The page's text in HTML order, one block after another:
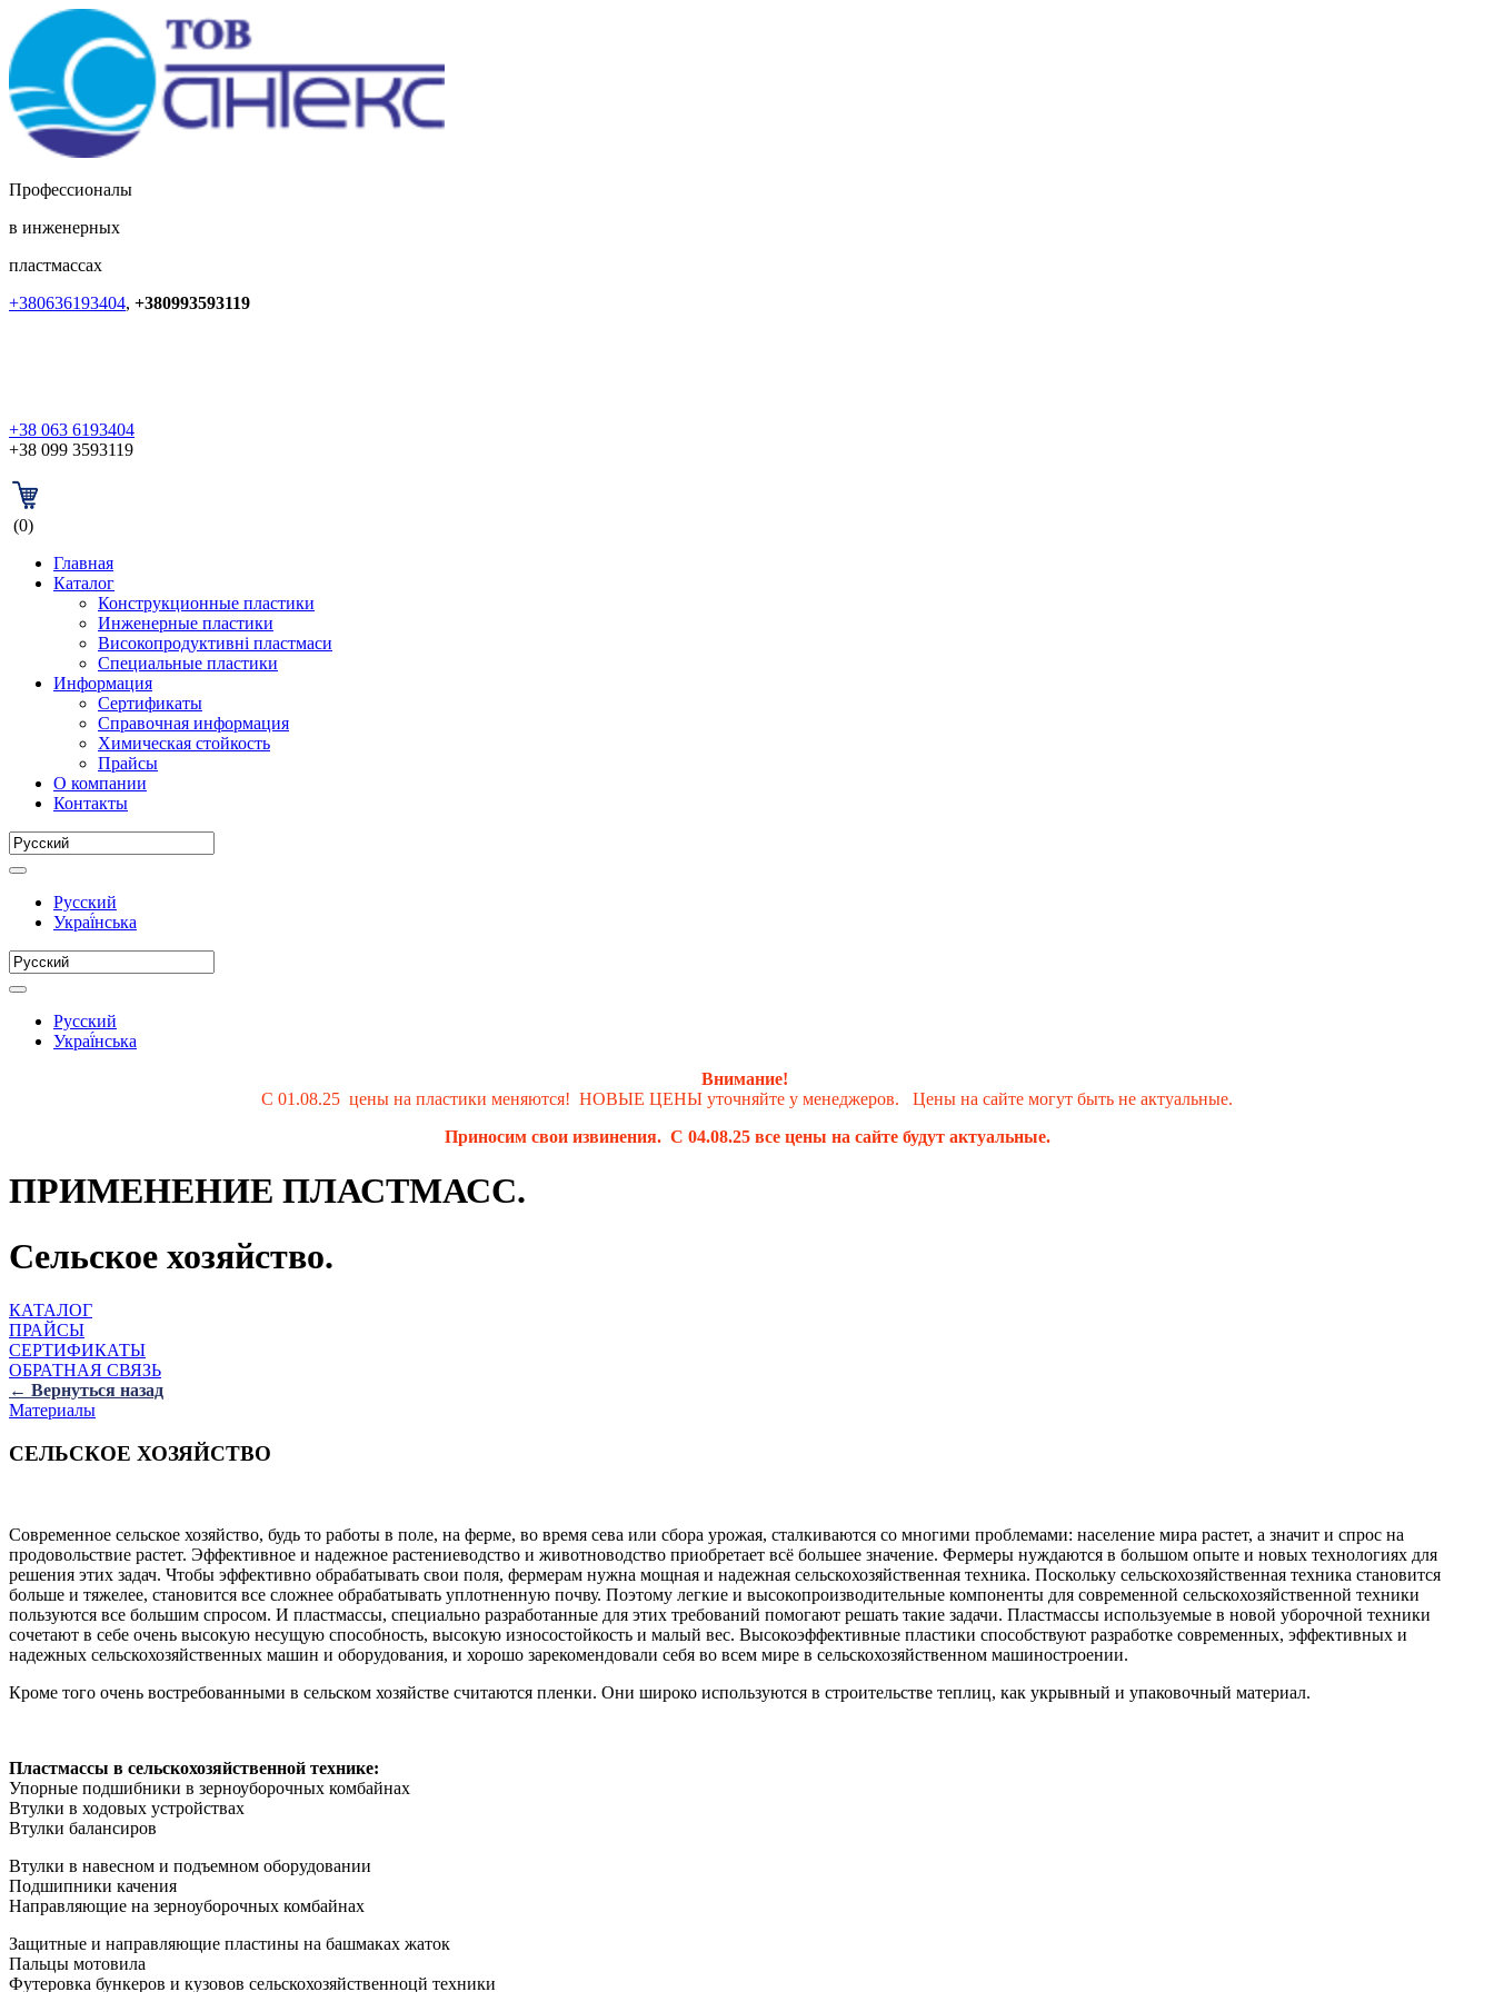
Профессионалы
в инженерных
пластмассах
+380636193404, +380993593119
+38 063 6193404
+38 099 3593119
(0)
Главная
Каталог
Конструкционные пластики
Инженерные пластики
Високопродуктивні пластмаси
Специальные пластики
Информация
Сертификаты
Справочная информация
Химическая стойкость
Прайсы
О компании
Контакты
Русский
Украї́нська
Русский
Украї́нська
Внимание!
С 01.08.25 цены на пластики меняются! НОВЫЕ ЦЕНЫ уточняйте у менеджеров. Цены на сайте могут быть не актуальные.
Приносим свои извинения. С 04.08.25 все цены на сайте будут актуальные.
ПРИМЕНЕНИЕ ПЛАСТМАСС.
Сельское хозяйство.
КАТАЛОГ
ПРАЙСЫ
СЕРТИФИКАТЫ
ОБРАТНАЯ СВЯЗЬ
← Вернуться назад
Материалы
СЕЛЬСКОЕ ХОЗЯЙСТВО
Современное сельское хозяйство, будь то работы в поле, на ферме, во время сева или сбора урожая, сталкиваются со многими проблемами: население мира растет, а значит и спрос на
продовольствие растет. Эффективное и надежное растениеводство и животноводство приобретает всё большее значение. Фермеры нуждаются в большом опыте и новых технологиях для
решения этих задач. Чтобы эффективно обрабатывать свои поля, фермерам нужна мощная и надежная сельскохозяйственная техника. Поскольку сельскохозяйственная техника становится
больше и тяжелее, становится все сложнее обрабатывать уплотненную почву. Поэтому легкие и высокопроизводительные компоненты для современной сельскохозяйственной техники
пользуются все большим спросом. И пластмассы, специально разработанные для этих требований помогают решать такие задачи. Пластмассы используемые в новой уборочной техники
сочетают в себе очень высокую несущую способность, высокую износостойкость и малый вес. Высокоэффективные пластики способствуют разработке современных, эффективных и
надежных сельскохозяйственных машин и оборудования, и хорошо зарекомендовали себя во всем мире в сельскохозяйственном машиностроении.
Кроме того очень востребованными в сельском хозяйстве считаются пленки. Они широко используются в строительстве теплиц, как укрывный и упаковочный материал.
Пластмассы в сельскохозяйственной технике:
Упорные подшибники в зерноуборочных комбайнах
Втулки в ходовых устройствах
Втулки балансиров
Втулки в навесном и подъемном оборудовании
Подшипники качения
Направляющие на зерноуборочных комбайнах
Защитные и направляющие пластины на башмаках жаток
Пальцы мотовила
Футеровка бункеров и кузовов сельскохозяйственноцй техники